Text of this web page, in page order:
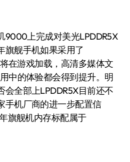
上完成对美光LPDDR5X
旗舰手机如果采用了
在游戏加载，高清多媒体文
中的体验都会得到提升。明
会全部上LPDDR5X目前还不
手机厂商的进一步配置信
旗舰机内存标配属于